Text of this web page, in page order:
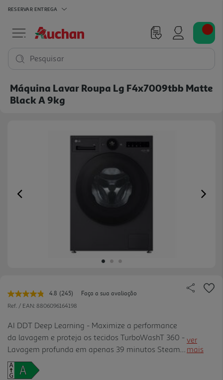
RESERVAR ENTREGA
Pesquisar
Máquina Lavar Roupa Lg F4x7009tbb Matte
Black A 9kg
Previous
4.8 Leu
245
para
a
mesma
página.
(245)
Faça a sua avaliação
Ref. / EAN: 8806096164198
AI DDT Deep Learning - Maximize a performance
da lavagem e proteja os tecidos TurboWashT 360 -
Lavagem profunda em apenas 39 minutos SteamT
- Remova os alérgenos da sua roupa com vapor
ver
mais